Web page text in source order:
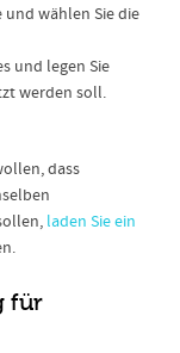
und wählen Sie die
und legen Sie
werden soll.
dass
laden Sie ein
für